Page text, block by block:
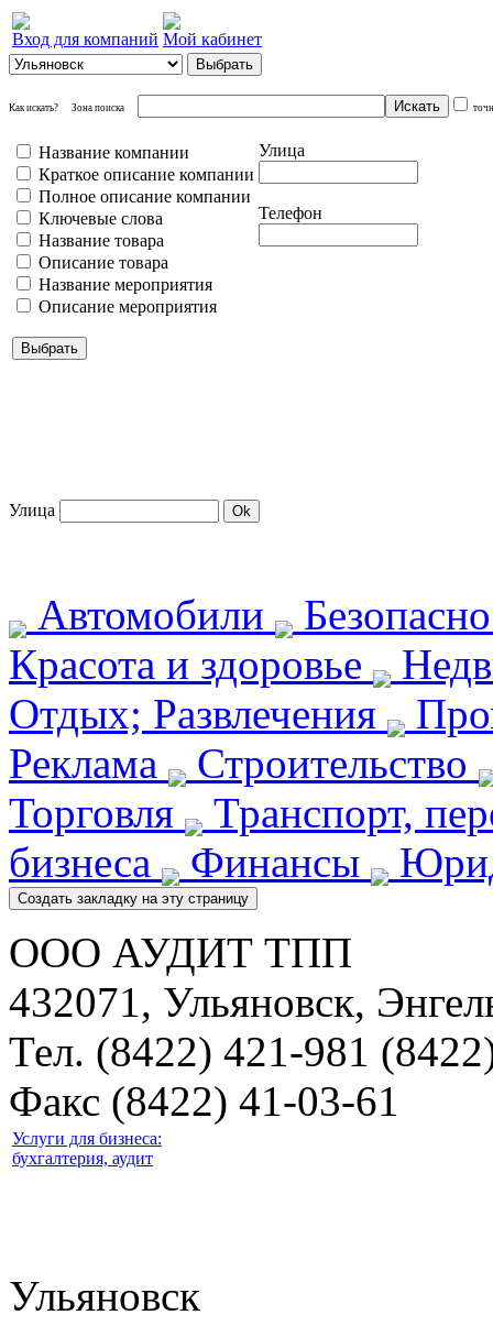
Вход для компаний Мой кабинет
Как искать? Зона поиска
Название компании
Краткое описание компании
Полное описание компании
Ключевые слова
Название товара
Описание товара
Название мероприятия
Описание мероприятия
Улица
Телефон
Улица
Автомобили
Красота и здоровье
Отдых; Развлечения
Реклама
Строительство
Торговля
Транспорт,
бизнеса
Финансы
ООО АУДИТ ТПП
432071, Ульяновск,
Тел. (8422) 421-981
Факс (8422) 41-03-61
Услуги для бизнеса:
бухгалтерия, аудит
Ульяновск